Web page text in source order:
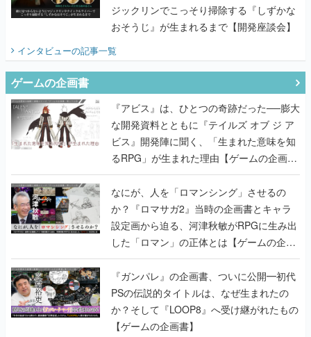
ジックリンでこっそり掃除する『しずかな
おそうじ』が生まれるまで【開発座談会】
インタビューの記事一覧
ゲームの企画書
『アビス』は、ひとつの奇跡だった──膨大
な開発資料とともに『テイルズ オブ ジ ア
ビス』開発陣に聞く、「生まれた意味を知
るRPG」が生まれた理由【ゲームの企画
書】
なにが、人を「ロマンシング」させるの
か？『ロマサガ2』当時の企画書とキャラ
設定画から迫る、河津秋敏がRPGに生み出
した「ロマン」の正体とは【ゲームの企画
書】
『ガンパレ』の企画書、ついに公開━初代
PSの伝説的タイトルは、なぜ生まれたの
か？そして『LOOP8』へ受け継がれたもの
【ゲームの企画書】